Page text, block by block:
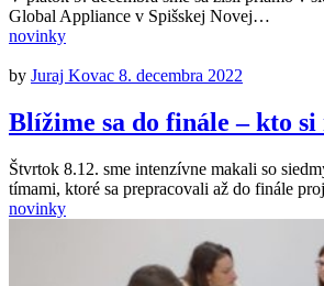
Global Appliance v Spišskej Novej…
novinky
by Juraj Kovac 8. decembra 2022
Blížime sa do finále – kto
Štvrtok 8.12. sme intenzívne makali so
tímami, ktoré sa prepracovali až do finále
novinky